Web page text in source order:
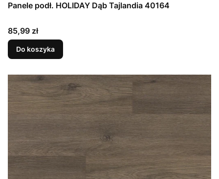
Panele podł. HOLIDAY Dąb Tajlandia 40164
Cena
85,99 zł
Do koszyka